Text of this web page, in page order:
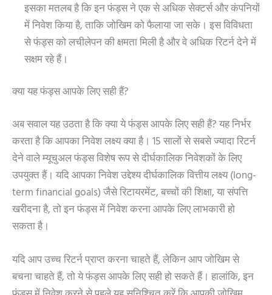
इसका मतलब है कि इन फंड्स ने एक से अधिक सेक्टर्स और कंपनियों
में निवेश किया है, ताकि जोखिम को फैलाया जा सके। इस विविधता
से फंड्स को लचीलेपन की क्षमता मिली है और वे अधिक रिटर्न देने में
सक्षम रहे हैं।
क्या यह फंड्स आपके लिए सही हैं?
अब सवाल यह उठता है कि क्या ये फंड्स आपके लिए सही हैं? यह निर्भर
करता है कि आपका निवेश लक्ष्य क्या है। 15 सालों से सबसे ज्यादा रिटर्न
देने वाले म्यूचुअल फंड्स विशेष रूप से दीर्घकालिक निवेशकों के लिए
उपयुक्त हैं। यदि आपका निवेश उद्देश्य दीर्घकालिक वित्तीय लक्ष्य (long-
term financial goals) जैसे रिटायरमेंट, बच्चों की शिक्षा, या संपत्ति
खरीदना है, तो इन फंड्स में निवेश करना आपके लिए लाभकारी हो
सकता है।
यदि आप उच्च रिटर्न प्राप्त करना चाहते हैं, लेकिन आप जोखिम से
बचना चाहते हैं, तो ये फंड्स आपके लिए सही हो सकते हैं। हालांकि, इन